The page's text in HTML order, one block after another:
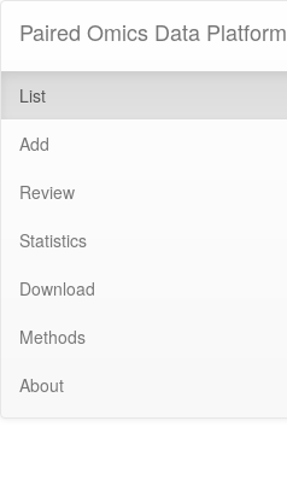
Paired Omics Data Platform
List
Add
Review
Statistics
Download
Methods
About